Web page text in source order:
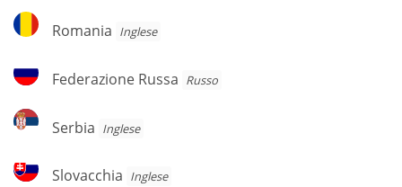
Romania
Romania Inglese
Federazione
Russa
Federazione Russa Russo
Serbia
Serbia Inglese
Slovacchia
Slovacchia Inglese